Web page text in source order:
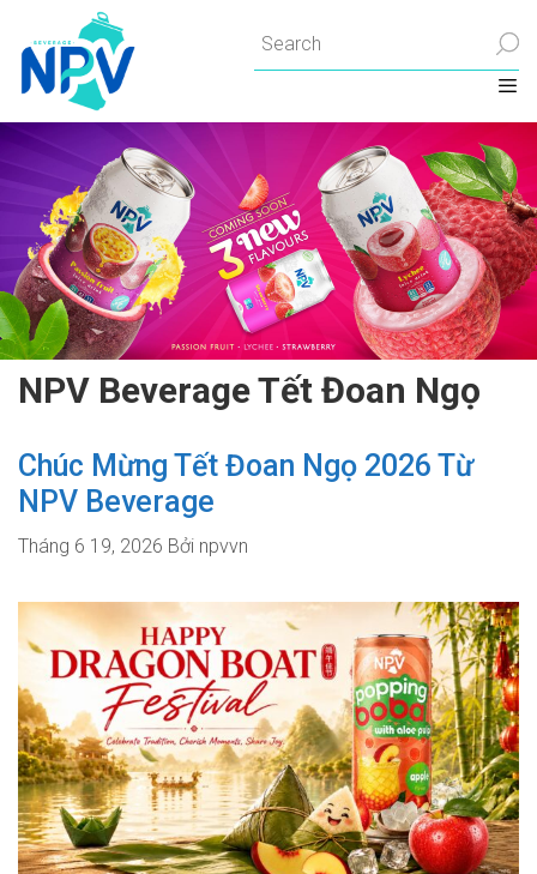
đến
NPV Beverage Tết Đoan Ngọ
Chúc Mừng Tết Đoan Ngọ 2026 Từ
NPV Beverage
Tháng 6 19, 2026 Bởi npvvn